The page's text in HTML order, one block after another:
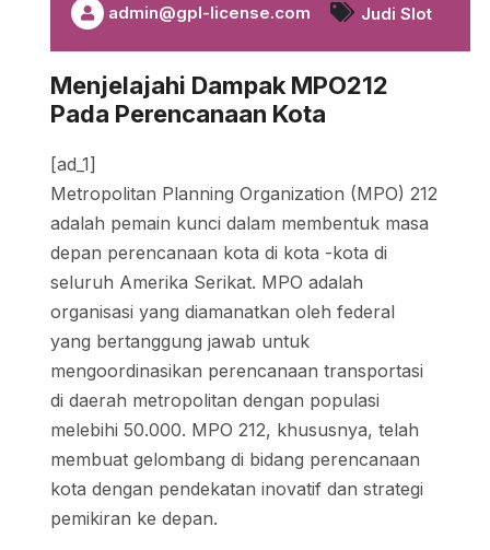
Menjelajahi Dampak MPO212
Pada Perencanaan Kota
[ad_1]
Metropolitan Planning Organization (MPO) 212
adalah pemain kunci dalam membentuk masa
depan perencanaan kota di kota -kota di
seluruh Amerika Serikat. MPO adalah
organisasi yang diamanatkan oleh federal
yang bertanggung jawab untuk
mengoordinasikan perencanaan transportasi
di daerah metropolitan dengan populasi
melebihi 50.000. MPO 212, khususnya, telah
membuat gelombang di bidang perencanaan
kota dengan pendekatan inovatif dan strategi
pemikiran ke depan.
admin@gpl-license.com Judi Slot